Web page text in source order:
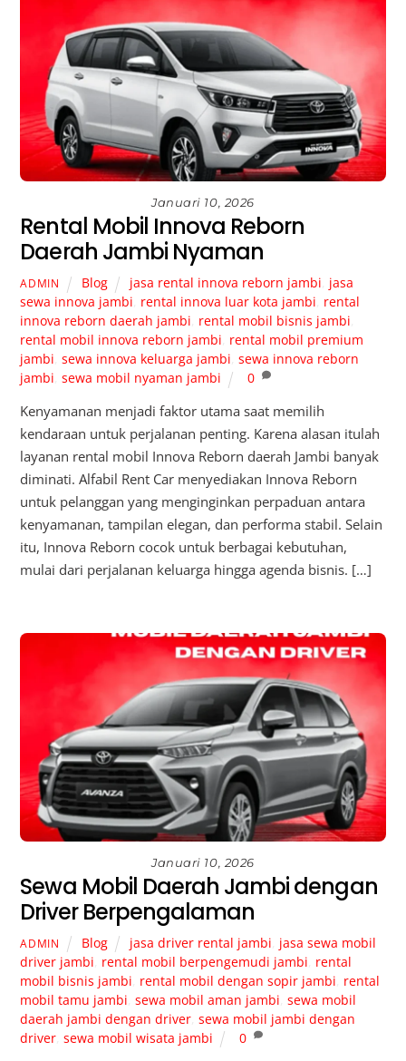
Januari 10, 2026
Rental Mobil Innova Reborn
Daerah Jambi Nyaman
ADMIN Blog jasa rental innova reborn jambi jasa
sewa innova jambi rental innova luar kota jambi rental
innova reborn daerah jambi rental mobil bisnis jambi
rental mobil innova reborn jambi rental mobil premium
jambi ,sewa innova keluarga jambi ,sewa innova reborn
jambi ,sewa mobil nyaman jambi 0
Kenyamanan menjadi faktor utama saat memilih
kendaraan untuk perjalanan penting. Karena alasan itulah
layanan rental mobil Innova Reborn daerah Jambi banyak
diminati. Alfabil Rent Car menyediakan Innova Reborn
untuk pelanggan yang menginginkan perpaduan antara
kenyamanan, tampilan elegan, dan performa stabil. Selain
itu, Innova Reborn cocok untuk berbagai kebutuhan,
mulai dari perjalanan keluarga hingga agenda bisnis. […]
Januari 10, 2026
Sewa Mobil Daerah Jambi dengan
Driver Berpengalaman
ADMIN Blog jasa driver rental jambi jasa sewa mobil
driver jambi rental mobil berpengemudi jambi rental
mobil bisnis jambi rental mobil dengan sopir jambi rental
mobil tamu jambi ,sewa mobil aman jambi ,sewa mobil
daerah jambi dengan driver ,sewa mobil jambi dengan
driver ,sewa mobil wisata jambi 0